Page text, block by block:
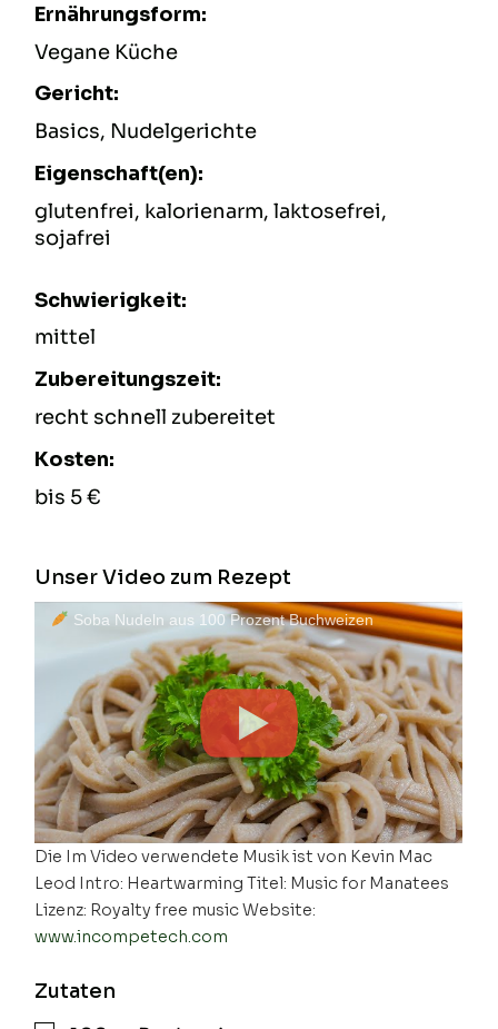
Ernährungsform:
Vegane Küche
Gericht:
Basics, Nudelgerichte
Eigenschaft(en):
glutenfrei, kalorienarm, laktosefrei,
sojafrei
Schwierigkeit:
mittel
Zubereitungszeit:
recht schnell zubereitet
Kosten:
bis 5 €
Unser Video zum Rezept
Soba Nudeln aus 100 Prozent Buchweizen
Die Im Video verwendete Musik ist von Kevin Mac
Leod Intro: Heartwarming Titel: Music for Manatees
Lizenz: Royalty free music Website:
www.incompetech.com
Zutaten